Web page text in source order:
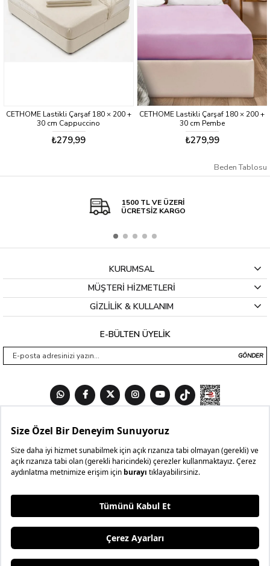
CETHOME Lastikli Çarşaf 180 × 200 +
30 cm Cappuccino
₺279,99
CETHOME Lastikli Çarşaf 180 × 200 +
30 cm Pembe
₺279,99
Beden Tablosu
1500 TL VE ÜZERİ
ÜCRETSİZ KARGO
KURUMSAL
MÜŞTERİ HİZMETLERİ
GİZLİLİK & KULLANIM
E-BÜLTEN ÜYELİK
GÖNDER